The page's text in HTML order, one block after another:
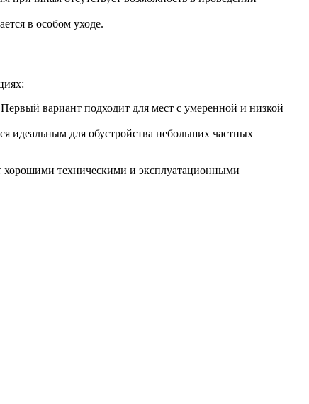
в особом уходе.
вариант подходит для мест с умеренной и низкой
идеальным для обустройства небольших частных
хорошими техническими и эксплуатационными